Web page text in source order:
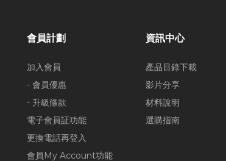
會員計劃
加入會員
- 會員優惠
- 升級條款
電子會員証功能
更換電話再登入
會員My Account功能
資訊中心
產品目錄下載
影片分享
材料說明
選購指南